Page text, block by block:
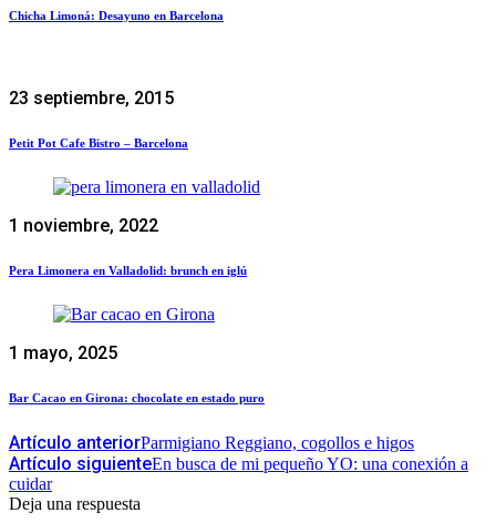
Chicha Limoná: Desayuno en Barcelona
23 septiembre, 2015
Petit Pot Cafe Bistro – Barcelona
1 noviembre, 2022
Pera Limonera en Valladolid: brunch en iglú
1 mayo, 2025
Bar Cacao en Girona: chocolate en estado puro
Artículo anteriorParmigiano Reggiano, cogollos e higos
Artículo siguienteEn busca de mi pequeño YO: una conexión a
cuidar
Deja una respuesta